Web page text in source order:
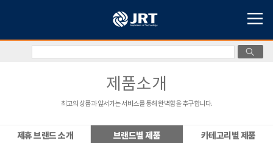
제품소개
최고의 상품과 앞서가는 서비스를 통해 완벽함을 추구합니다.
제휴 브랜드 소개 브랜드별 제품 카테고리별 제품